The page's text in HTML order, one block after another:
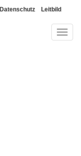
Datenschutz
Leitbild